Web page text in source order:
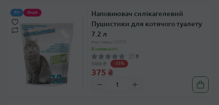
Хіт Акція
Наповнювач силікагелевий
Пушистики для котячого туалету
7.2 л
Код товару: 25575
В наявності
0
500 ₴ -25%
375 ₴